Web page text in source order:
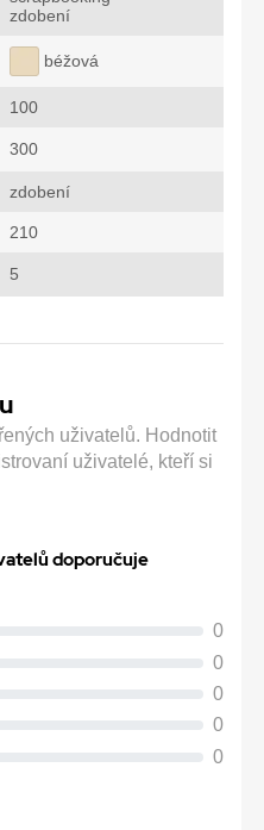
zdobení
béžová
100
300
zdobení
210
5
uživatelů. Hodnotit
uživatelé, kteří si
doporučuje
0
0
0
0
0